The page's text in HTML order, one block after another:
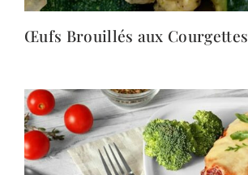
Œufs Brouillés aux Courgettes